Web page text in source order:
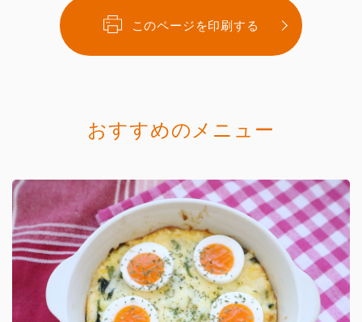
このページを印刷する
おすすめのメニュー